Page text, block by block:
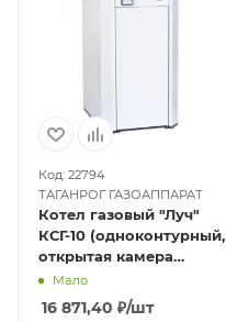
Код: 22794
ТАГАНРОГ ГАЗОАППАРАТ
Котел газовый "Луч"
КСГ-10 (одноконтурный,
открытая камера
сгорания)
Мало
16 871,40 ₽/шт